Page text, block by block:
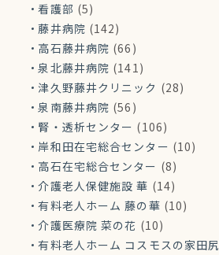
看護部 (5)
藤井病院 (142)
高石藤井病院 (66)
泉北藤井病院 (141)
津久野藤井クリニック (28)
泉南藤井病院 (56)
腎・透析センター (106)
岸和田在宅総合センター (10)
高石在宅総合センター (8)
介護老人保健施設 華 (14)
有料老人ホーム 藤の華 (10)
介護医療院 菜の花 (10)
有料老人ホーム コスモスの家田尻